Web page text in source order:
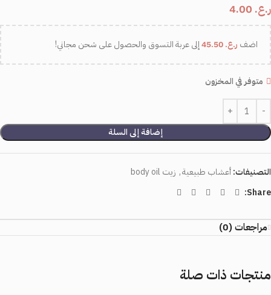
ر.ع.
اضف ر.ع. إلى عربة التسوق والحصول على شحن مجاني!
متوفر في المخزون
إضافة إلى السلة
التصنيفات:أعشاب طبيعية, زيت body oil
Share:
مراجعات (0)
منتجات ذات صلة